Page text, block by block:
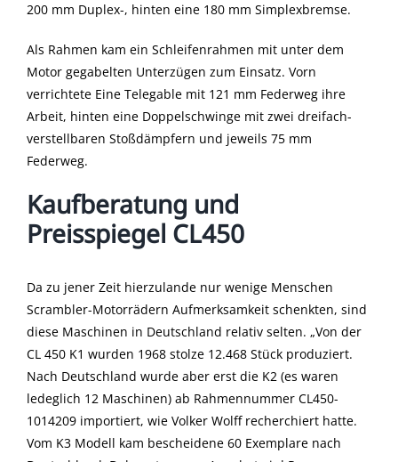
200 mm Duplex-, hinten eine 180 mm Simplexbremse.
Als Rahmen kam ein Schleifenrahmen mit unter dem
Motor gegabelten Unterzügen zum Einsatz. Vorn
verrichtete Eine Telegable mit 121 mm Federweg ihre
Arbeit, hinten eine Doppelschwinge mit zwei dreifach-
verstellbaren Stoßdämpfern und jeweils 75 mm
Federweg.
Kaufberatung und
Preisspiegel CL450
Da zu jener Zeit hierzulande nur wenige Menschen
Scrambler-Motorrädern Aufmerksamkeit schenkten, sind
diese Maschinen in Deutschland relativ selten. „Von der
CL 450 K1 wurden 1968 stolze 12.468 Stück produziert.
Nach Deutschland wurde aber erst die K2 (es waren
ledeglich 12 Maschinen) ab Rahmennummer CL450-
1014209 importiert, wie Volker Wolff recherchiert hatte.
Vom K3 Modell kam bescheidene 60 Exemplare nach